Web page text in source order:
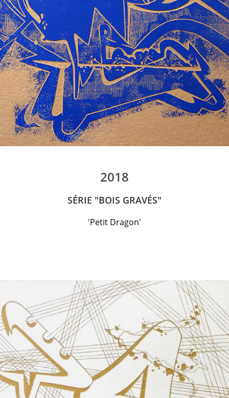
2018
SÉRIE "BOIS GRAVÉS"
'Petit Dragon'